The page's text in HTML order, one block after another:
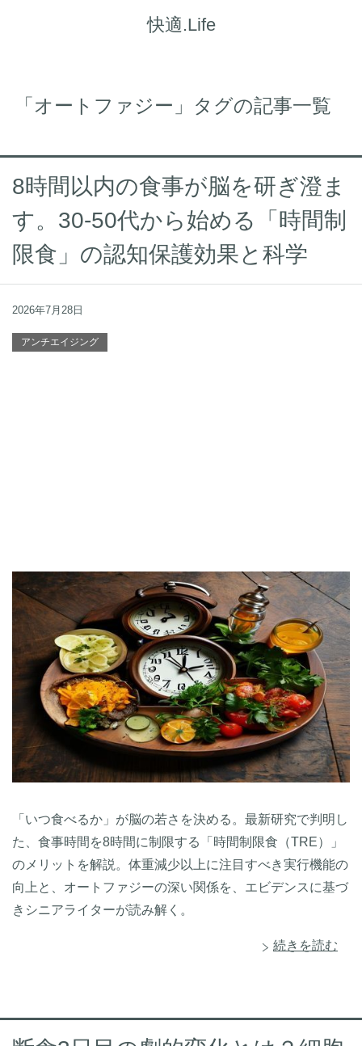
快適.Life
「オートファジー」タグの記事一覧
8時間以内の食事が脳を研ぎ澄ま
す。30-50代から始める「時間制
限食」の認知保護効果と科学
2026年7月28日
アンチエイジング
「いつ食べるか」が脳の若さを決める。最新研究で判明し
た、食事時間を8時間に制限する「時間制限食（TRE）」
のメリットを解説。体重減少以上に注目すべき実行機能の
向上と、オートファジーの深い関係を、エビデンスに基づ
きシニアライターが読み解く。
続きを読む